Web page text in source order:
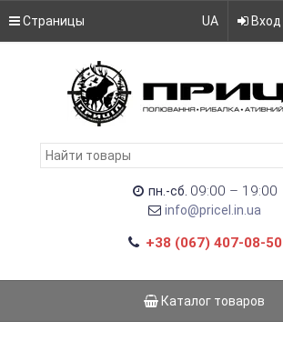
Страницы UA Вход
пн.-сб. 09:00 – 19:00
info@pricel.in.ua
+38 (067) 407-08-50
Каталог товаров